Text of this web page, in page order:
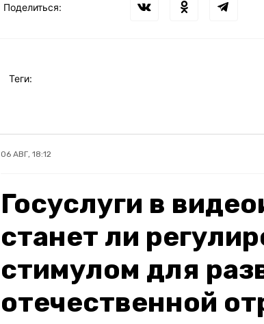
Поделиться:
Теги:
06 АВГ, 18:12
Госуслуги в
станет ли
стимулом для
отечественной